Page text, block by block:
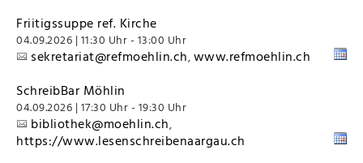
Friitigssuppe ref. Kirche
04.09.2026 | 11:30 Uhr - 13:00 Uhr
sekretariat@refmoehlin.ch,www.refmoehlin.ch
SchreibBar Möhlin
04.09.2026 | 17:30 Uhr - 19:30 Uhr
bibliothek@moehlin.ch,
https://www.lesenschreibenaargau.ch